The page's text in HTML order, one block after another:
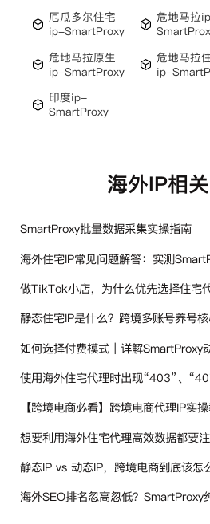
厄瓜多尔住宅
ip-SmartProxy
危地马拉
危地马拉原生
ip-SmartProxy
危地马拉
ip-
印度ip-
SmartProxy
海外IP相
SmartProxy批量数据采集实操指南
做TikTok小店，为什么优先选择住宅
静态住宅IP是什么？跨境多账号养号
【跨境电商必看】跨境电商代理IP实
静态IP vs 动态IP，跨境电商到底该怎